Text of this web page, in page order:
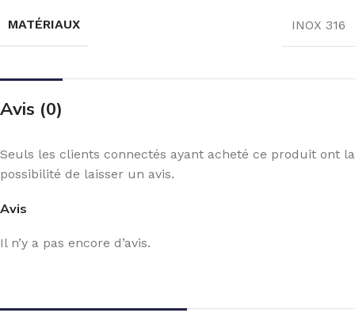
MATÉRIAUX INOX 316
Avis (0)
Avis
Il n’y a pas encore d’avis.
Seuls les clients connectés ayant acheté ce produit ont la
possibilité de laisser un avis.